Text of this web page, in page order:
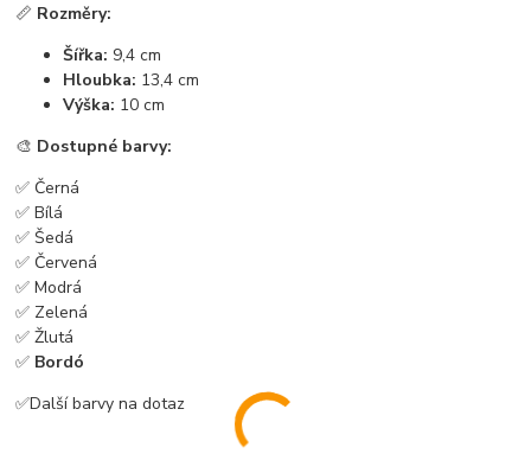
📏 Rozměry:
Šířka: 9,4 cm
Hloubka: 13,4 cm
Výška: 10 cm
🎨 Dostupné barvy:
✅ Černá
✅ Bílá
✅ Šedá
✅ Červená
✅ Modrá
✅ Zelená
✅ Žlutá
✅ Bordó
✅Další barvy na dotaz